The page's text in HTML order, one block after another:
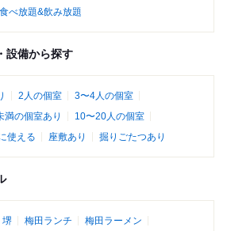
食べ放題&飲み放題
設備から探す
2人の個室
3〜4人の個室
満の個室あり
10〜20人の個室
使える 座敷あり 掘りごたつあり
堺 梅田ランチ
梅田ラーメン